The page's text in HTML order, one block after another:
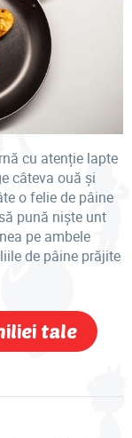
cu atenție lapte
câteva ouă și
o felie de pâine
pună niște unt
pe ambele
de pâine prăjite
tale